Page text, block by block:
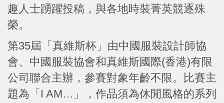
趣人士踴躍投稿，與各地時裝菁英競逐殊
榮。
第35屆「真維斯杯」由中國服裝設計師協
會、中國服裝協會和真維斯國際(香港)有限
公司聯合主辦，參賽對象年齡不限。比賽主
題為「I AM…」，作品須為休閒風格的系列